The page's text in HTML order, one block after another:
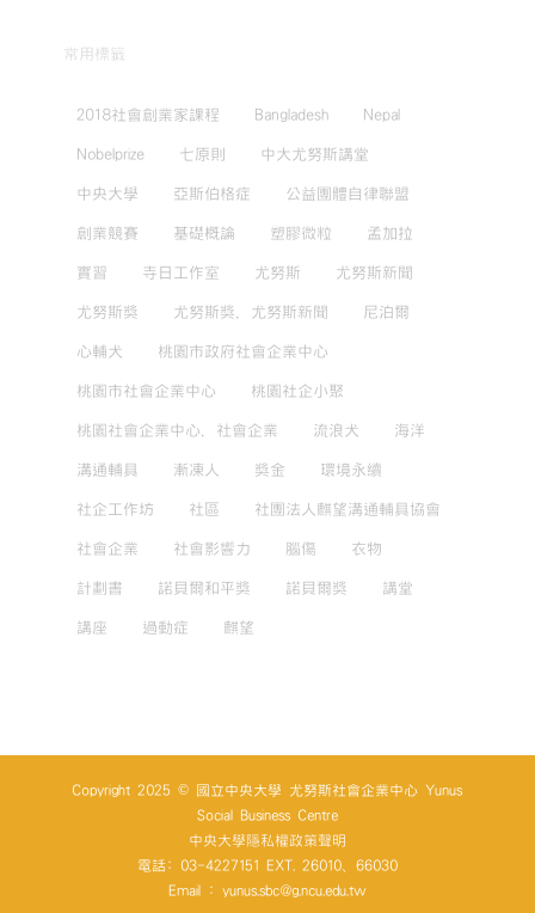
常用標籤
2018社會創業家課程 Bangladesh Nepal
Nobelprize 七原則 中大尤努斯講堂
中央大學 亞斯伯格症 公益團體自律聯盟
創業競賽 基礎概論 塑膠微粒 孟加拉
實習 寺日工作室 尤努斯 尤努斯新聞
尤努斯獎 尤努斯獎，尤努斯新聞 尼泊爾
心輔犬 桃園市政府社會企業中心
桃園市社會企業中心 桃園社企小聚
桃園社會企業中心，社會企業 流浪犬 海洋
溝通輔具 漸凍人 獎金 環境永續
社企工作坊 社區 社團法人麒望溝通輔具協會
社會企業 社會影響力 腦傷 衣物
計劃書 諾貝爾和平獎 諾貝爾獎 講堂
講座 過動症 麒望
Copyright 2025 © 國立中央大學 尤努斯社會企業中心 Yunus
Social Business Centre
中央大學隱私權政策聲明
電話: 03-4227151 EXT. 26010、66030
Email : yunus.sbc@g.ncu.edu.tw